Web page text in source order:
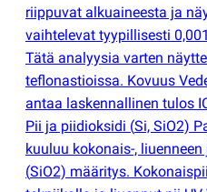
riippuvat alkuaineesta ja
vaihtelevat tyypillisesti
Tätä analyysia varten
teflonastioissa. Kovuus
antaa laskennallinen tulos
Pii ja piidioksidi (Si, SiO2)
kuuluu kokonais-,
(SiO2) määritys.